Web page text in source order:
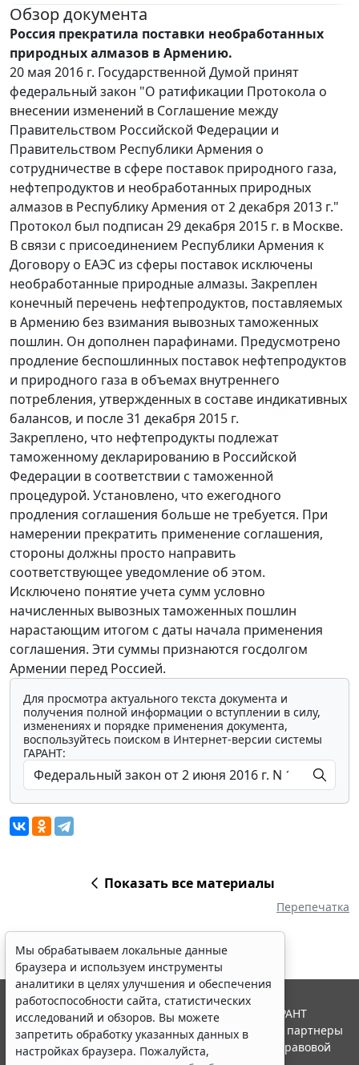
Обзор документа
Россия прекратила поставки необработанных
природных алмазов в Армению.
20 мая 2016 г. Государственной Думой принят
федеральный закон "О ратификации Протокола о
внесении изменений в Соглашение между
Правительством Российской Федерации и
Правительством Республики Армения о
сотрудничестве в сфере поставок природного газа,
нефтепродуктов и необработанных природных
алмазов в Республику Армения от 2 декабря 2013 г."
Протокол был подписан 29 декабря 2015 г. в Москве.
В связи с присоединением Республики Армения к
Договору о ЕАЭС из сферы поставок исключены
необработанные природные алмазы. Закреплен
конечный перечень нефтепродуктов, поставляемых
в Армению без взимания вывозных таможенных
пошлин. Он дополнен парафинами. Предусмотрено
продление беспошлинных поставок нефтепродуктов
и природного газа в объемах внутреннего
потребления, утвержденных в составе индикативных
балансов, и после 31 декабря 2015 г.
Закреплено, что нефтепродукты подлежат
таможенному декларированию в Российской
Федерации в соответствии с таможенной
процедурой. Установлено, что ежегодного
продления соглашения больше не требуется. При
намерении прекратить применение соглашения,
стороны должны просто направить
соответствующее уведомление об этом.
Исключено понятие учета сумм условно
начисленных вывозных таможенных пошлин
нарастающим итогом с даты начала применения
соглашения. Эти суммы признаются госдолгом
Армении перед Россией.
Для просмотра актуального текста документа и
получения полной информации о вступлении в силу,
изменениях и порядке применения документа,
воспользуйтесь поиском в Интернет-версии системы
ГАРАНТ:
Показать все материалы
Перепечатка
Мы обрабатываем локальные данные
браузера и используем инструменты
аналитики в целях улучшения и обеспечения
работоспособности сайта, статистических
исследований и обзоров. Вы можете
запретить обработку указанных данных в
настройках браузера. Пожалуйста,
© ООО "НПП "ГАРАНТ-СЕРВИС", 2026. Система ГАРАНТ
выпускается с 1990 года. Компания "Гарант" и ее партнеры
являются участниками Российской ассоциации правовой